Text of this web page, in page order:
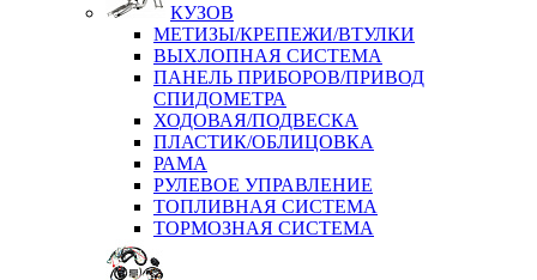
КУЗОВ
МЕТИЗЫ/КРЕПЕЖИ/ВТУЛКИ
ВЫХЛОПНАЯ СИСТЕМА
ПАНЕЛЬ ПРИБОРОВ/ПРИВОД
СПИДОМЕТРА
ХОДОВАЯ/ПОДВЕСКА
ПЛАСТИК/ОБЛИЦОВКА
РАМА
РУЛЕВОЕ УПРАВЛЕНИЕ
ТОПЛИВНАЯ СИСТЕМА
ТОРМОЗНАЯ СИСТЕМА